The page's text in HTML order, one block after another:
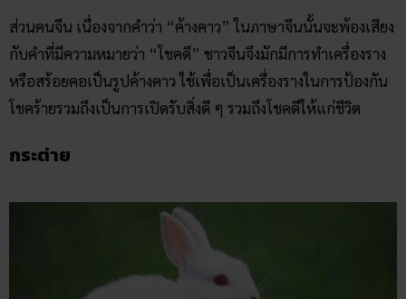
ส่วนคนจีน เนื่องจากคำว่า “ค้างคาว” ในภาษาจีนนั้นจะพ้องเสียง
กับคำที่มีความหมายว่า “โชคดี” ชาวจีนจึงมักมีการทำเครื่องราง
หรือสร้อยคอเป็นรูปค้างคาว ใช้เพื่อเป็นเครื่องรางในการป้องกัน
โชคร้ายรวมถึงเป็นการเปิดรับสิ่งดี ๆ รวมถึงโชคดีให้แก่ชีวิต
กระต่าย